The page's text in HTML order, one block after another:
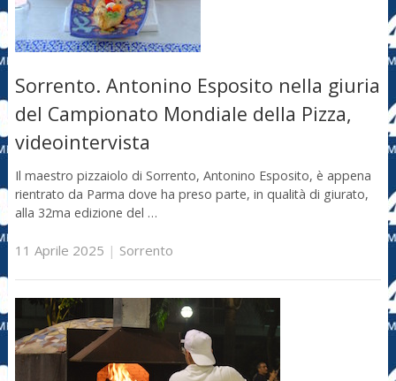
Sorrento. Antonino Esposito nella giuria
del Campionato Mondiale della Pizza,
videointervista
Il maestro pizzaiolo di Sorrento, Antonino Esposito, è appena
rientrato da Parma dove ha preso parte, in qualità di giurato,
alla 32ma edizione del …
11 Aprile 2025 | Sorrento